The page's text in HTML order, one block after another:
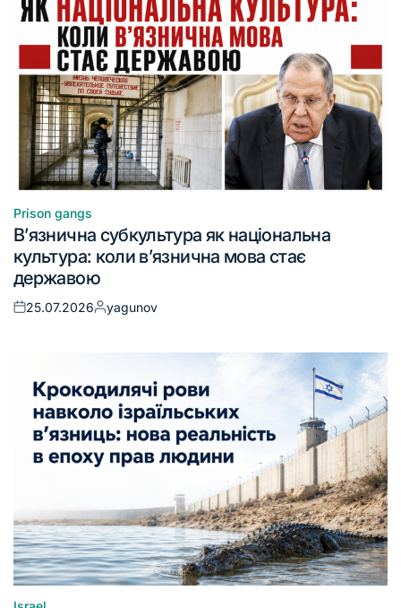
Prison gangs
В’язнична субкультура як національна
культура: коли в’язнична мова стає
державою
25.07.2026 yagunov